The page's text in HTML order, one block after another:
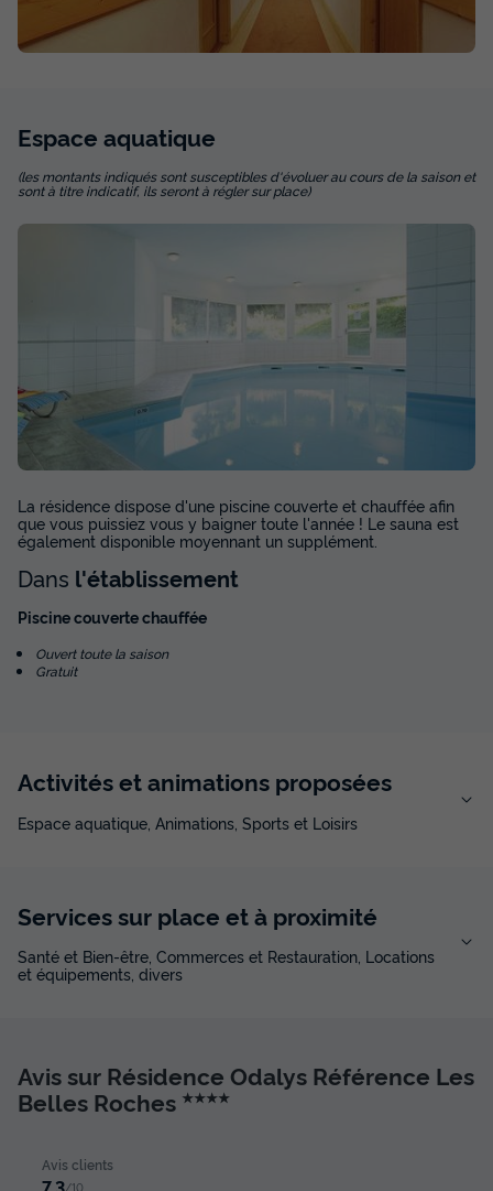
Espace aquatique
(les montants indiqués sont susceptibles d'évoluer au cours de la saison et
sont à titre indicatif, ils seront à régler sur place)
La résidence dispose d'une piscine couverte et chauffée afin
que vous puissiez vous y baigner toute l'année ! Le sauna est
également disponible moyennant un supplément.
Dans l'établissement
Piscine couverte chauffée
Ouvert toute la saison
Gratuit
Activités et animations proposées
Espace aquatique, Animations, Sports et Loisirs
Services sur place et à proximité
Santé et Bien-être, Commerces et Restauration, Locations
et équipements, divers
Avis sur Résidence Odalys Référence Les
Belles Roches ★★★★
Avis clients
/10